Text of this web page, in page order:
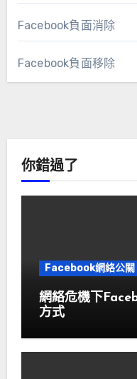
Facebook負面消除
Facebook負面移除
你錯過了
Facebook網絡公關
網絡危機下
方式